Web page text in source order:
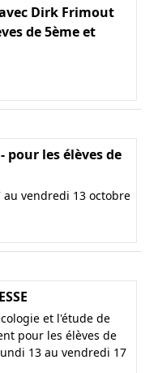
Dirk Frimout
de 5ème et
pour les élèves de
au vendredi 13 octobre
et l'étude de
pour les élèves de
13 au vendredi 17